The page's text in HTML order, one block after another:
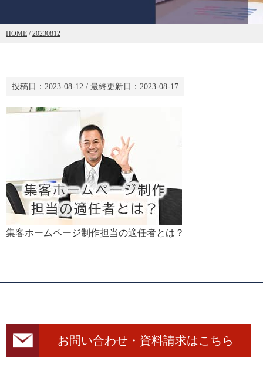
HOME /20230812
投稿日： 2023-08-12 / 最終更新日： 2023-08-17
集客ホームページ制作担当の適任者とは？
お問い合わせ・資料請求はこちら